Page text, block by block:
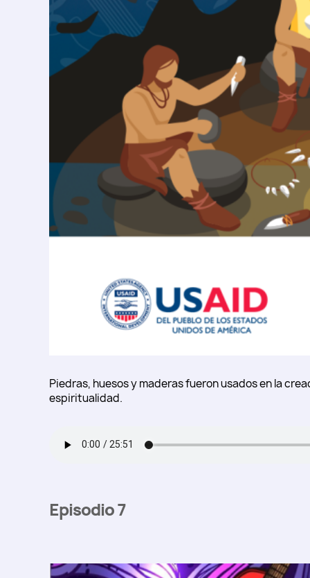
Piedras, huesos y maderas fueron usados en la
espiritualidad.
Episodio 7